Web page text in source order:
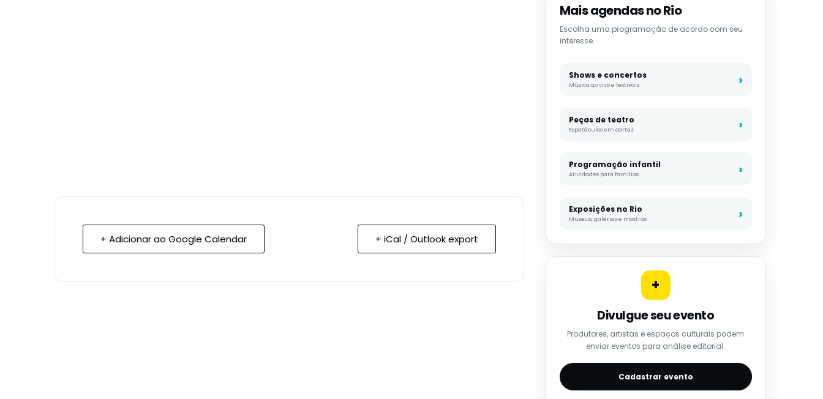
+ Adicionar ao Google Calendar + iCal / Outlook export
Mais agendas no Rio
Escolha uma programação de acordo com seu
interesse.
Shows e concertos
Música ao vivo e festivais
Peças de teatro
Espetáculos em cartaz
Programação infantil
Atividades para famílias
Exposições no Rio
Museus, galerias e mostras
+
Divulgue seu evento
Produtores, artistas e espaços culturais podem
enviar eventos para análise editorial.
Cadastrar evento